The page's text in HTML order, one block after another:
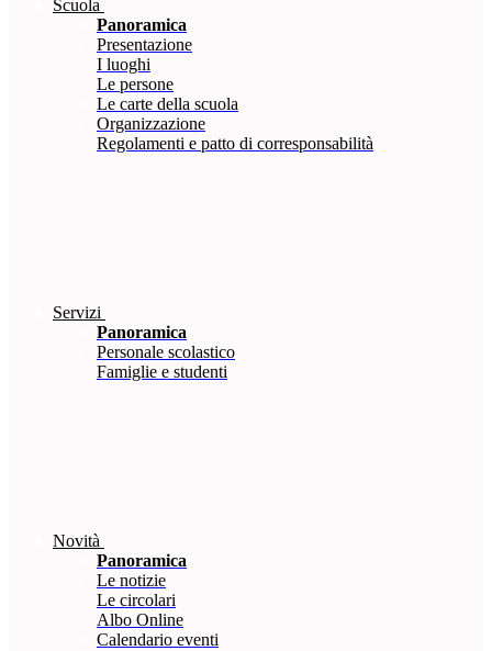
Scuola
Panoramica
Presentazione
I luoghi
Le persone
Le carte della scuola
Organizzazione
Regolamenti e patto di corresponsabilità
Servizi
Panoramica
Personale scolastico
Famiglie e studenti
Novità
Panoramica
Le notizie
Le circolari
Albo Online
Calendario eventi